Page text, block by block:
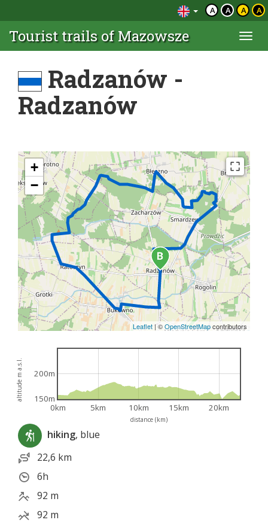
A A A A
Tourist trails of Mazowsze
Radzanów -
Radzanów
+
−
Leaflet | ©OpenStreetMapcontributors
distance (km)
altitude m a.s.l.
0km 5km 10km 15km 20km
150m
200m
hiking, blue
22,6 km
6h
92 m
92 m